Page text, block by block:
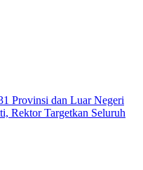
Provinsi dan Luar Negeri
Rektor Targetkan Seluruh